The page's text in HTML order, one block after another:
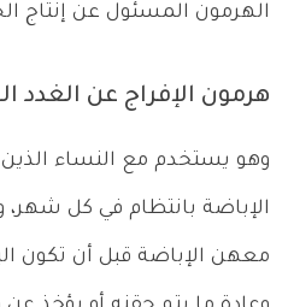
الهرمون المسئول عن إنتاج
هرمون الإفراج عن الغدد
وهو يستخدم مع النساء
الإباضة بانتظام في كل شهر،
معهن الإباضة قبل أن تكون